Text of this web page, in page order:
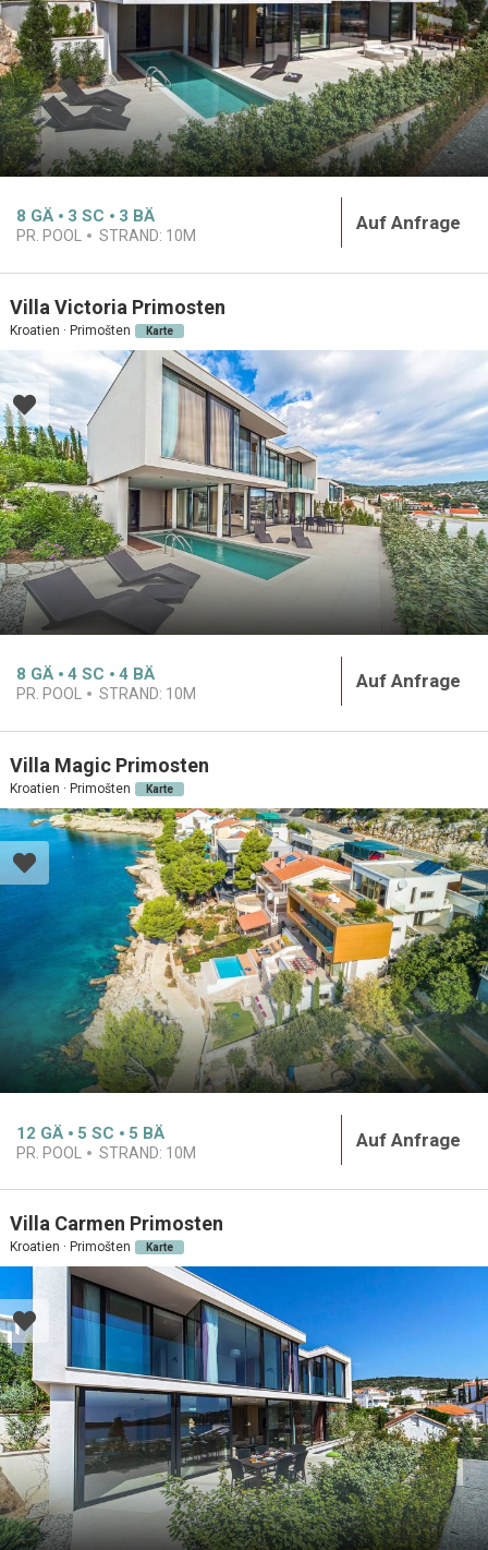
8 GÄ 3 SC 3 BÄ
PR. POOL STRAND: 10M
Auf Anfrage
Villa Victoria Primosten
Kroatien · Primošten Karte
8 GÄ 4 SC 4 BÄ
PR. POOL STRAND: 10M
Auf Anfrage
Villa Magic Primosten
Kroatien · Primošten Karte
12 GÄ 5 SC 5 BÄ
PR. POOL STRAND: 10M
Auf Anfrage
Villa Carmen Primosten
Kroatien · Primošten Karte